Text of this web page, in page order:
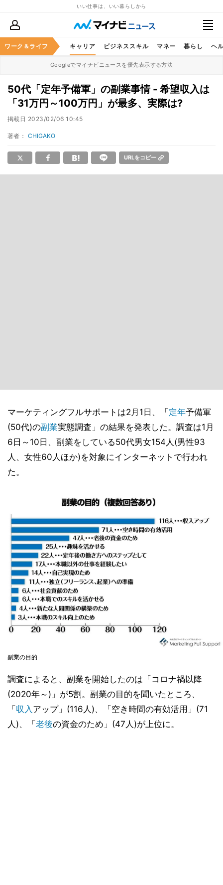
いい仕事は、いい暮らしから
ワーク＆ライフ キャリア ビジネススキル マネー 暮らし ヘ
Googleでマイナビニュースを優先表示する方法
50代「定年予備軍」の副業事情 - 希望収入は
「31万円～100万円」が最多、実際は?
掲載日 2023/02/06 10:45
著者： CHIGAKO
URLをコピー
マーケティングフルサポートは2月1日、「 定年予備軍
(50代)の副業実態調査」の結果を発表した。調査は1月
6日～10日、副業をしている50代男女154人(男性93
人、女性60人ほか)を対象にインターネットで行われ
た。
副業の目的
調査によると、副業を開始したのは「コロナ禍以降
(2020年～)」が5割。副業の目的を聞いたところ、
「 収入 アップ」(116人)、「空き時間の有効活用」(71
人)、「 老後の資金のため」(47人)が上位に。